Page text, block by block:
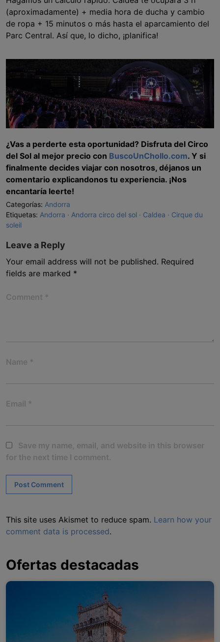
(aproximadamente) + media hora de ducha y cambio
de ropa + 15 minutos o más hasta el aparcamiento del
Parc Central. Así que, lo dicho, ¡planifica!
¿Vas a perderte esta oportunidad? Disfruta del Circo
del Sol al mejor precio con BuscoUnChollo.com. Y si
finalmente decides viajar con nosotros, déjanos un
comentario explicandonos tu experiencia. ¡Nos
encantaría leerte!
Categorías: Andorra
Etiquetas: Andorra Andorra circo del sol Caldea
Cirque du
soleil
Leave a Reply
Your email address will not be published. Required
fields are marked *
Comment *
Name *
Email *
Save my name, email, and website in this browser
for the next time I comment.
This site uses Akismet to reduce spam. Learn how your
comment data is processed.
Ofertas destacadas